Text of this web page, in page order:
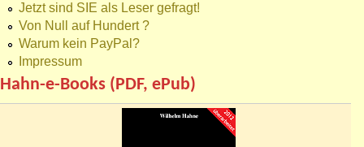
Jetzt sind SIE als Leser gefragt!
Von Null auf Hundert ?
Warum kein PayPal?
Impressum
Hahn-e-Books (PDF, ePub)